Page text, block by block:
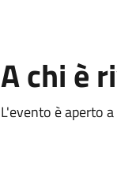
A chi è
L'evento è aperto